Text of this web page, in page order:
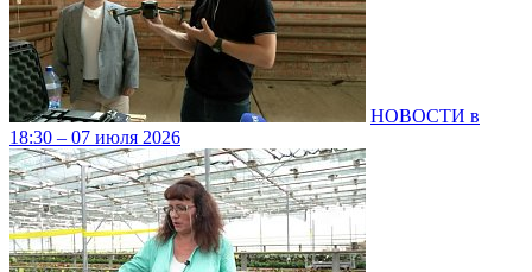
НОВОСТИ в
18:30 – 07 июля 2026